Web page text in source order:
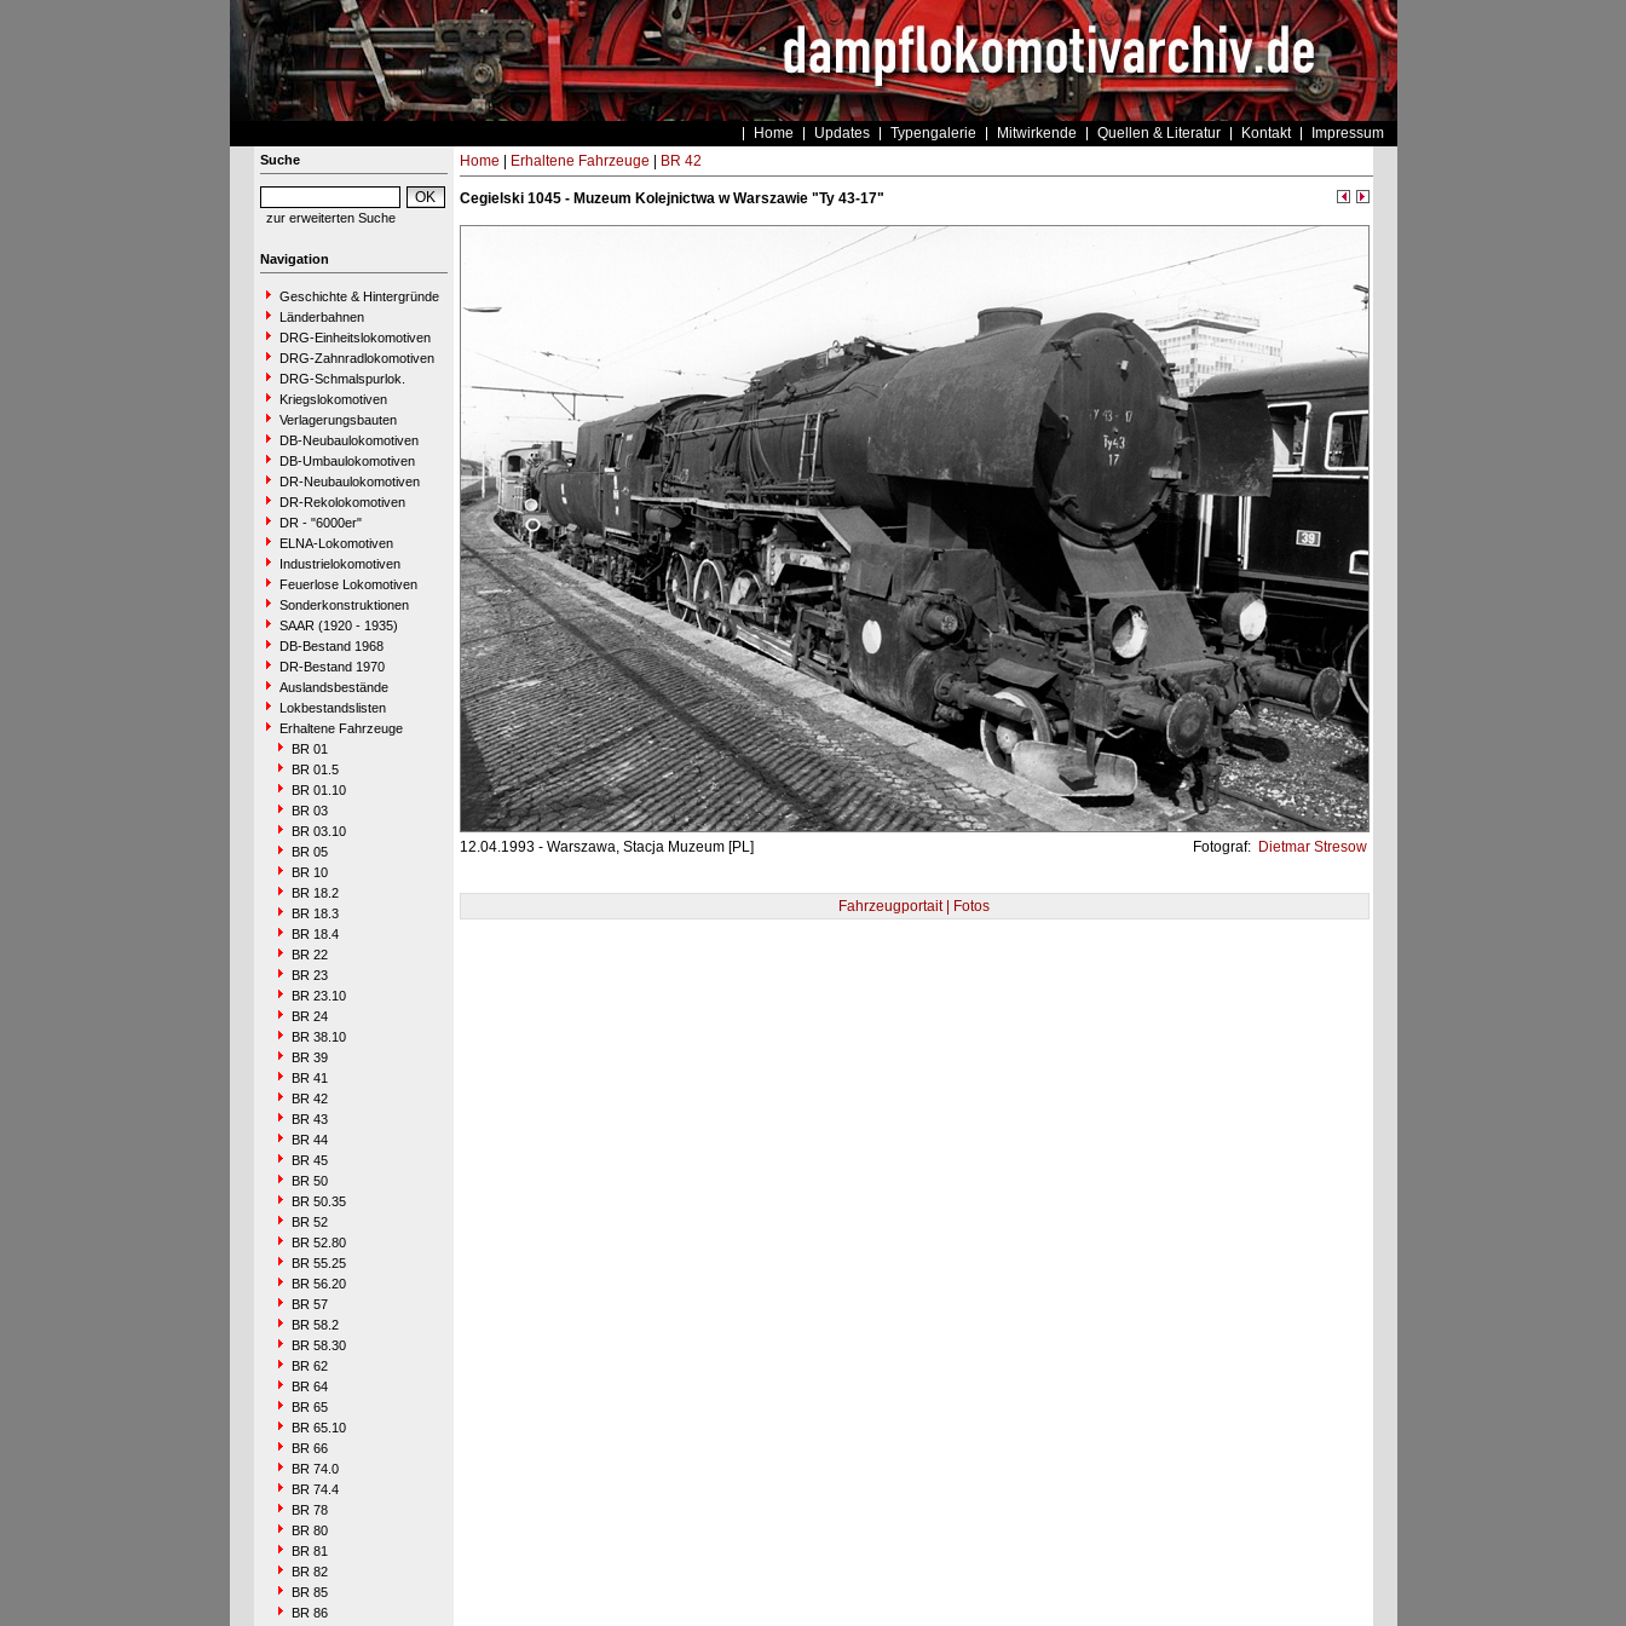
Home Updates Typengalerie Mitwirkende Quellen & Literatur Kontakt Impressum
Suche
zur erweiterten Suche
Navigation
Geschichte & Hintergründe
Länderbahnen
DRG-Einheitslokomotiven
DRG-Zahnradlokomotiven
DRG-Schmalspurlok.
Kriegslokomotiven
Verlagerungsbauten
DB-Neubaulokomotiven
DB-Umbaulokomotiven
DR-Neubaulokomotiven
DR-Rekolokomotiven
DR - "6000er"
ELNA-Lokomotiven
Industrielokomotiven
Feuerlose Lokomotiven
Sonderkonstruktionen
SAAR (1920 - 1935)
DB-Bestand 1968
DR-Bestand 1970
Auslandsbestände
Lokbestandslisten
Erhaltene Fahrzeuge
BR 01
BR 01.5
BR 01.10
BR 03
BR 03.10
BR 05
BR 10
BR 18.2
BR 18.3
BR 18.4
BR 22
BR 23
BR 23.10
BR 24
BR 38.10
BR 39
BR 41
BR 42
BR 43
BR 44
BR 45
BR 50
BR 50.35
BR 52
BR 52.80
BR 55.25
BR 56.20
BR 57
BR 58.2
BR 58.30
BR 62
BR 64
BR 65
BR 65.10
BR 66
BR 74.0
BR 74.4
BR 78
BR 80
BR 81
BR 82
BR 85
BR 86
Home Erhaltene Fahrzeuge BR 42
Cegielski 1045 - Muzeum Kolejnictwa w Warszawie "Ty 43-17"
12.04.1993 - Warszawa, Stacja Muzeum [PL] Fotograf: Dietmar Stresow
Fahrzeugportait | Fotos